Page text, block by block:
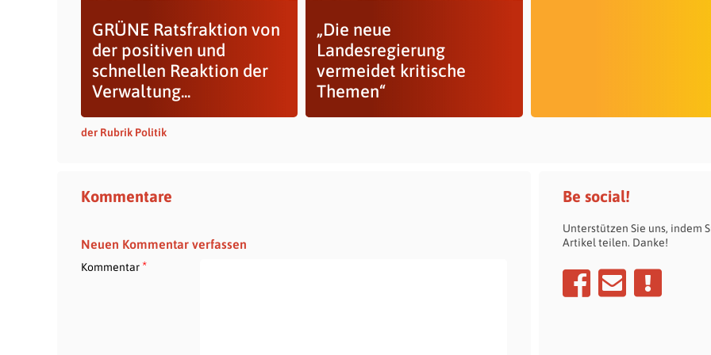
GRÜNE Ratsfraktion von
der positiven und
schnellen Reaktion der
Verwaltung...
„Die neue
Landesregierung
vermeidet kritische
Themen“
der Rubrik Politik
Kommentare
Neuen Kommentar verfassen
Kommentar*
Be social!
Unterstützen Sie uns, indem
Artikel teilen. Danke!